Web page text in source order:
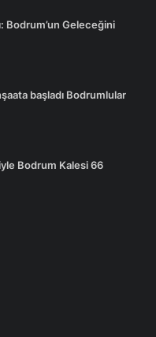
Bodrum’un Geleceğini
başladı Bodrumlular
Bodrum Kalesi 66